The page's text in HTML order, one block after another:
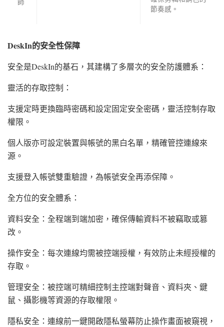
師
節奏感。
DeskIn的安全性保障
安全是DeskIn的基石，其建構了多層次的安全防護體系：
靈活的存取控制：
支援定時更換臨時密碼和設定固定安全密碼，靈活控制存取
權限。
個人版亦可設定裝置與帳號的黑白名單，精確管控連線來
源。
支援登入帳號雙重驗證，為帳號安全再添保障。
全方位的安全體系：
資料安全：全程端到端加密，確保傳輸資料不被竊取或篡
改。
操作安全：每次連線均需被控端授權，有效防止未經授權的
存取。
管理安全：被控端可精細控制主控端對聲音、資料夾、鍵
鼠、攝影機等資源的存取權限。
隱私安全：連線前一鍵開啟隱私螢幕防止操作畫面被窺視，